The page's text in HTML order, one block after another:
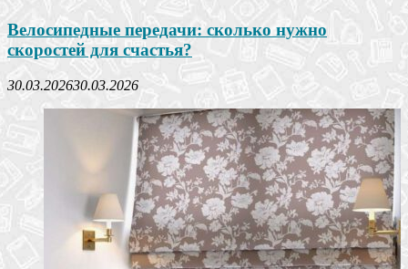
Велосипедные передачи: сколько нужно
скоростей для счастья?
30.03.202630.03.2026